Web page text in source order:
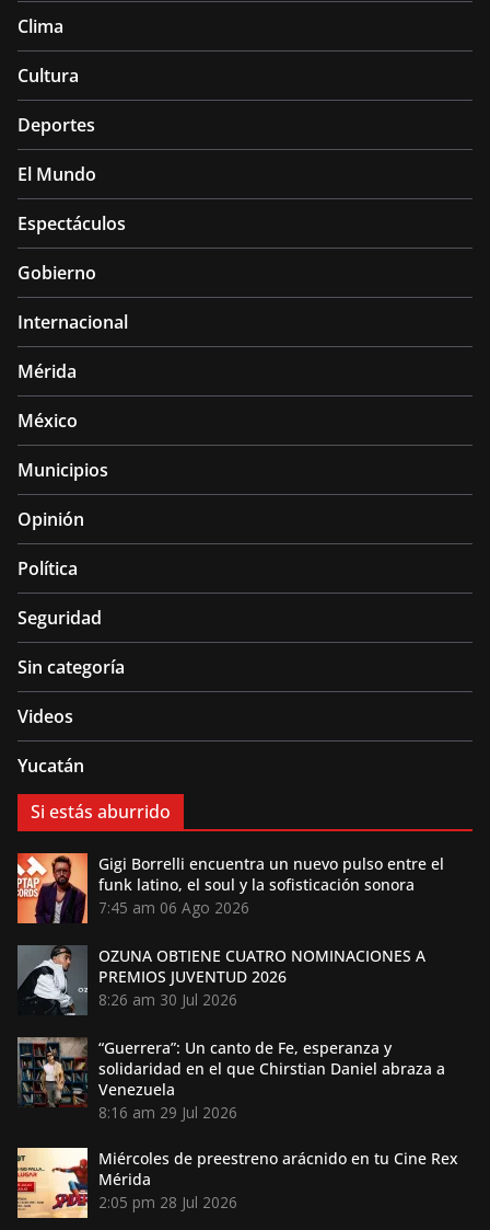
Clima
Cultura
Deportes
El Mundo
Espectáculos
Gobierno
Internacional
Mérida
México
Municipios
Opinión
Política
Seguridad
Sin categoría
Videos
Yucatán
Si estás aburrido
Gigi Borrelli encuentra un nuevo pulso entre el
funk latino, el soul y la sofisticación sonora
7:45 am 06 Ago 2026
OZUNA OBTIENE CUATRO NOMINACIONES A
PREMIOS JUVENTUD 2026
8:26 am 30 Jul 2026
“Guerrera”: Un canto de Fe, esperanza y
solidaridad en el que Chirstian Daniel abraza a
Venezuela
8:16 am 29 Jul 2026
Miércoles de preestreno arácnido en tu Cine Rex
Mérida
2:05 pm 28 Jul 2026